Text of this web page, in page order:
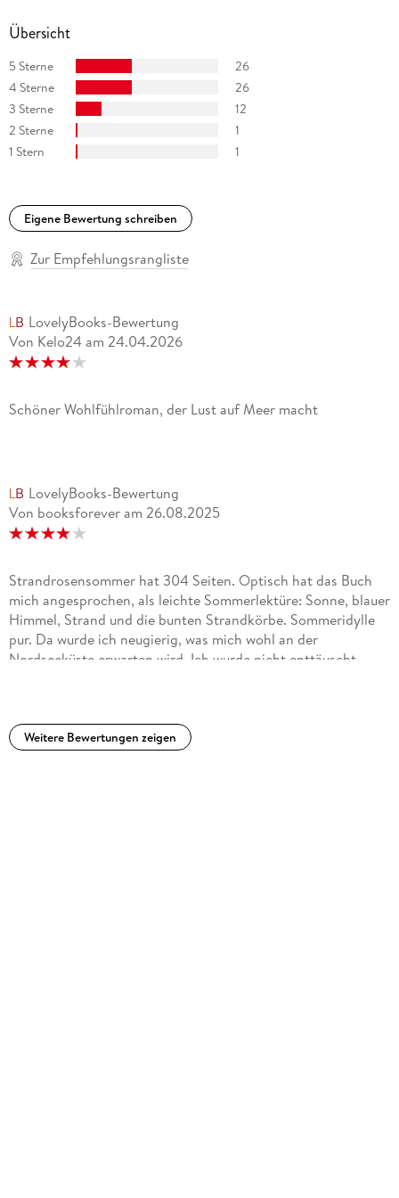
Übersicht
5 Sterne
26
4 Sterne
26
3 Sterne
12
2 Sterne
1
1 Stern
1
Eigene Bewertung schreiben
Zur Empfehlungsrangliste
LovelyBooks-Bewertung
Von Kelo24 am 24.04.2026
Schöner Wohlfühlroman, der Lust auf Meer macht
LovelyBooks-Bewertung
Von booksforever am 26.08.2025
Strandrosensommer hat 304 Seiten. Optisch hat das Buch
mich angesprochen, als leichte Sommerlektüre: Sonne, blauer
Himmel, Strand und die bunten Strandkörbe. Sommeridylle
pur. Da wurde ich neugierig, was mich wohl an der
Nordseeküste erwarten wird. Ich wurde nicht enttäuscht,
sodass sich die Geschichte gut lesen ließ. Es wird aus den
Perspektiven von den zwei Protagonisten geschrieben, die
Weitere Bewertungen zeigen